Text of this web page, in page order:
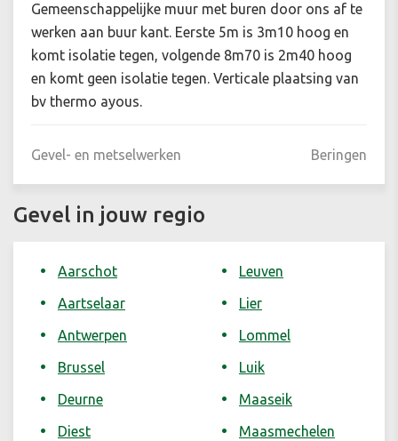
Gemeenschappelijke muur met buren door ons af te
werken aan buur kant. Eerste 5m is 3m10 hoog en
komt isolatie tegen, volgende 8m70 is 2m40 hoog
en komt geen isolatie tegen. Verticale plaatsing van
bv thermo ayous.
Gevel- en metselwerken Beringen
Gevel in jouw regio
Aarschot
Aartselaar
Antwerpen
Brussel
Deurne
Diest
Leuven
Lier
Lommel
Luik
Maaseik
Maasmechelen